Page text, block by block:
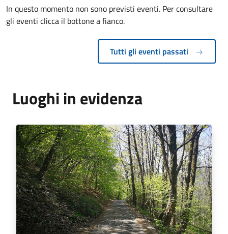
In questo momento non sono previsti eventi. Per consultare
gli eventi clicca il bottone a fianco.
Tutti gli eventi passati
Luoghi in evidenza